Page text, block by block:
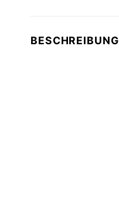
BESCHREIBUNG